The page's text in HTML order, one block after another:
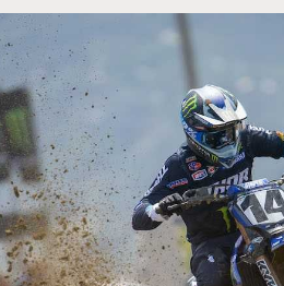
MOTO GP
Silverstone : Horaires et
Grande-Bretagne